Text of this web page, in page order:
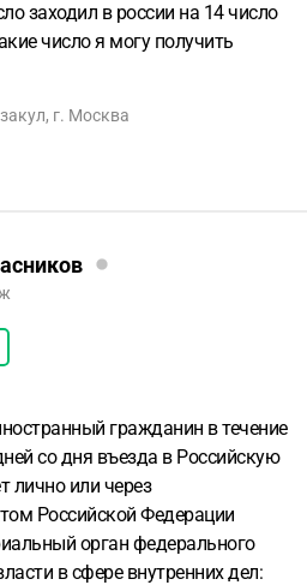
заходил в россии на 14 число
число я могу получить
, г. Москва
гражданин в течение
со дня въезда в Российскую
лично или через
Российской Федерации
орган федерального
в сфере внутренних дел: